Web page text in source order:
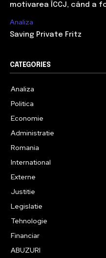
motivarea ÎCCJ, când a
Analiza
Saving Private Fritz
CATEGORIES
Analiza
Politica
Economie
Administratie
Romania
International
Externe
Justitie
Legislatie
Tehnologie
Financiar
ABUZURI